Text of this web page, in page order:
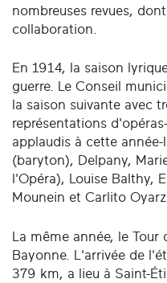
nombreuses revues,
collaboration.
En 1914, la saison
guerre. Le Conseil
la saison suivante avec
représentations
applaudis à cette
(baryton), Delpany,
l'Opéra), Louise Balthy,
Mounein et Carlito
La même année, le
Bayonne. L'arrivée de
379 km, a lieu à Saint-